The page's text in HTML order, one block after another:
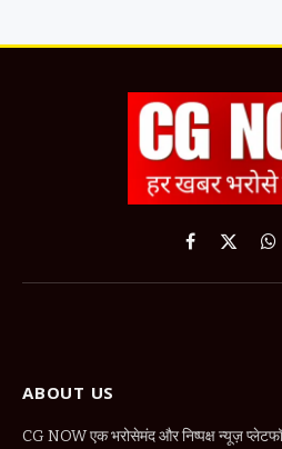
Facebook
X
ABOUT US
CG NOW एक भरोसेमंद और निष्पक्ष न्यूज़